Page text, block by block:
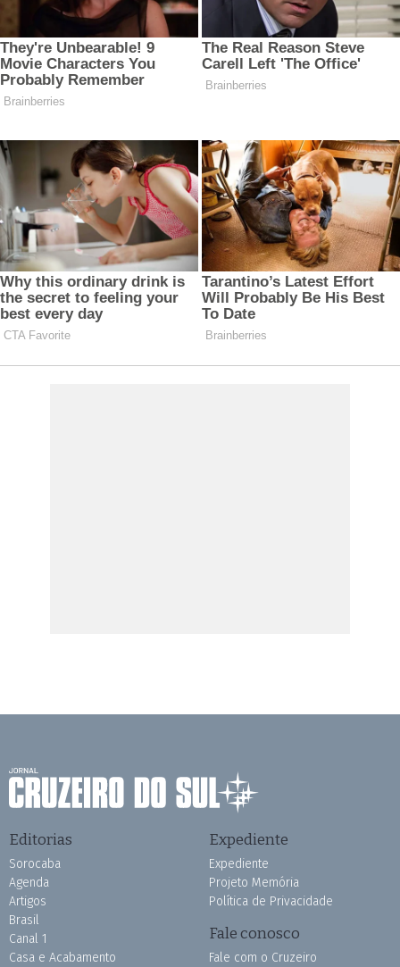
Editorias
Sorocaba
Agenda
Artigos
Brasil
Canal 1
Casa e Acabamento
Expediente
Expediente
Projeto Memória
Política de Privacidade
Fale conosco
Fale com o Cruzeiro